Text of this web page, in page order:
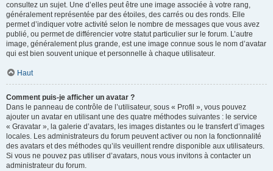
consultez un sujet. Une d’elles peut être une image associée à votre rang,
généralement représentée par des étoiles, des carrés ou des ronds. Elle
permet d’indiquer votre activité selon le nombre de messages que vous avez
publié, ou permet de différencier votre statut particulier sur le forum. L’autre
image, généralement plus grande, est une image connue sous le nom d’avatar
qui est bien souvent unique et personnelle à chaque utilisateur.
Haut
Comment puis-je afficher un avatar ?
Dans le panneau de contrôle de l’utilisateur, sous « Profil », vous pouvez
ajouter un avatar en utilisant une des quatre méthodes suivantes : le service
« Gravatar », la galerie d’avatars, les images distantes ou le transfert d’images
locales. Les administrateurs du forum peuvent activer ou non la fonctionnalité
des avatars et des méthodes qu’ils veuillent rendre disponible aux utilisateurs.
Si vous ne pouvez pas utiliser d’avatars, nous vous invitons à contacter un
administrateur du forum.